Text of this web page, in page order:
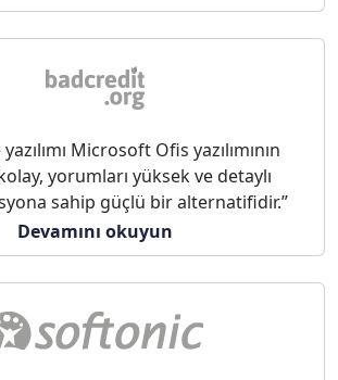
Microsoft Ofis yazılımının
yorumları yüksek ve detaylı
sahip güçlü bir alternatifidir.”
Devamını okuyun